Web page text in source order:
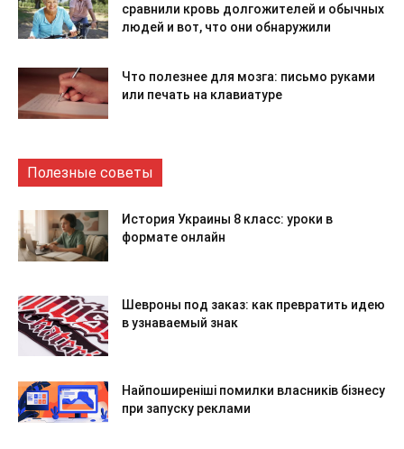
сравнили кровь долгожителей и обычных
людей и вот, что они обнаружили
Что полезнее для мозга: письмо руками
или печать на клавиатуре
Полезные советы
История Украины 8 класс: уроки в
формате онлайн
Шевроны под заказ: как превратить идею
в узнаваемый знак
Найпоширеніші помилки власників бізнесу
при запуску реклами